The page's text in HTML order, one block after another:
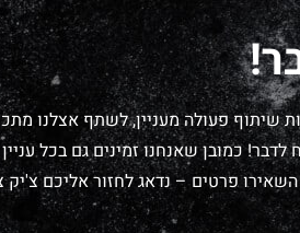
שיתוף פעולה מעניין, לשתף אצלנו
כמובן שאנחנו זמינים גם בכל
פרטים – נדאג לחזור אליכם